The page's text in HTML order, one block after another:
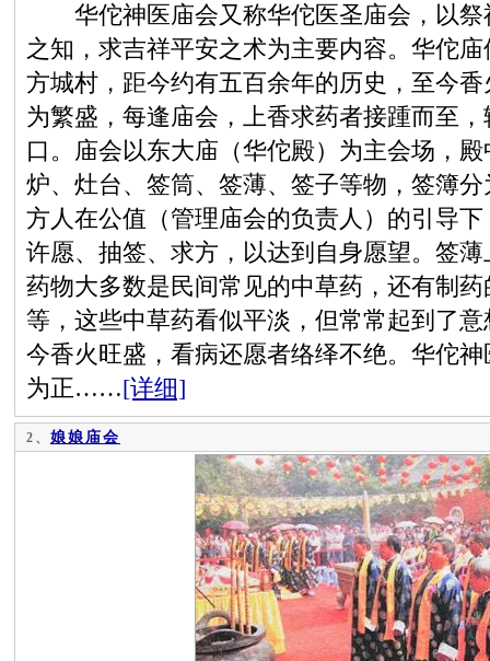
华佗神医庙会又称华佗医圣庙会，以祭
之知，求吉祥平安之术为主要内容。华佗
方城村，距今约有五百余年的历史，至今
为繁盛，每逢庙会，上香求药者接踵而至
口。庙会以东大庙（华佗殿）为主会场，
炉、灶台、签筒、签薄、签子等物，签簿
方人在公值（管理庙会的负责人）的引导
许愿、抽签、求方，以达到自身愿望。签
药物大多数是民间常见的中草药，还有制
等，这些中草药看似平淡，但常常起到了
今香火旺盛，看病还愿者络绎不绝。华佗
为正……[详细]
2、 娘娘庙会